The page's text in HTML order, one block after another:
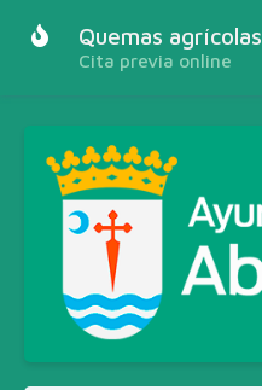
Quemas agrícolas
Cita previa online